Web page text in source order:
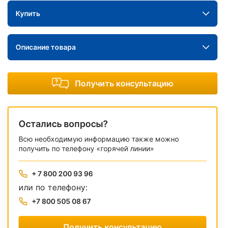
Купить
Описание товара
Получить консультацию
Остались вопросы?
Всю необходимую информацию также можно
получить по телефону «горячей линии»
+ 7 800 200 93 96
или по телефону:
+7 800 505 08 67